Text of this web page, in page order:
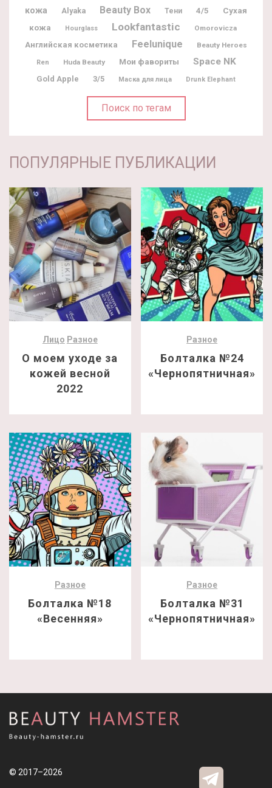
кожа
Alyaka Beauty Box Тени 4/5
Сухая
кожа
Hourglass Lookfantastic Omorovicza
Английская косметика Feelunique Beauty Heroes
Ren Huda Beauty Мои фавориты Space NK
Gold Apple 3/5 Маска для лица Drunk Elephant
Поиск по тегам
ПОПУЛЯРНЫЕ ПУБЛИКАЦИИ
Лицо Разное
О моем уходе за
кожей весной
2022
Разное
Болталка №24
«Чернопятничная»
Разное
Болталка №18
«Весенняя»
Разное
Болталка №31
«Чернопятничная»
© 2017–2026